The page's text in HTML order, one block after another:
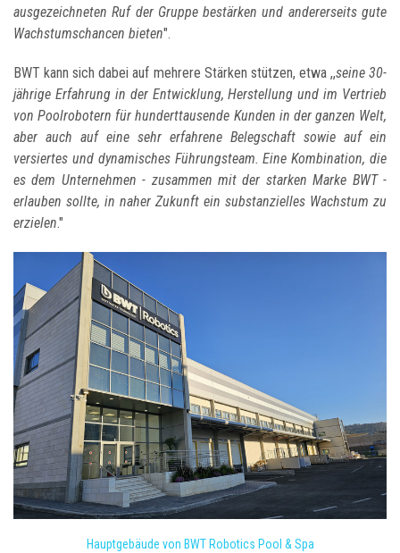
ausgezeichneten Ruf der Gruppe bestärken und andererseits gute
Wachstumschancen bieten".
BWT kann sich dabei auf mehrere Stärken stützen, etwa ,,seine 30-
jährige Erfahrung in der Entwicklung, Herstellung und im Vertrieb
von Poolrobotern für hunderttausende Kunden in der ganzen Welt,
aber auch auf eine sehr erfahrene Belegschaft sowie auf ein
versiertes und dynamisches Führungsteam. Eine Kombination, die
es dem Unternehmen - zusammen mit der starken Marke BWT -
erlauben sollte, in naher Zukunft ein substanzielles Wachstum zu
erzielen."
Hauptgebäude von BWT Robotics Pool & Spa